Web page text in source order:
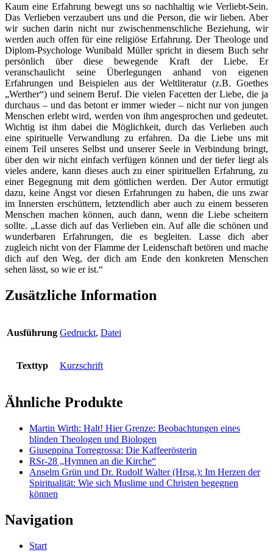
Kaum eine Erfahrung bewegt uns so nachhaltig wie Verliebt-Sein.
Das Verlieben verzaubert uns und die Person, die wir lieben. Aber
wir suchen darin nicht nur zwischenmenschliche Beziehung, wir
werden auch offen für eine religiöse Erfahrung. Der Theologe und
Diplom-Psychologe Wunibald Müller spricht in diesem Buch sehr
persönlich über diese bewegende Kraft der Liebe. Er
veranschaulicht seine Überlegungen anhand von eigenen
Erfahrungen und Beispielen aus der Weltliteratur (z.B. Goethes
„Werther“) und seinem Beruf. Die vielen Facetten der Liebe, die ja
durchaus – und das betont er immer wieder – nicht nur von jungen
Menschen erlebt wird, werden von ihm angesprochen und gedeutet.
Wichtig ist ihm dabei die Möglichkeit, durch das Verlieben auch
eine spirituelle Verwandlung zu erfahren. Da die Liebe uns mit
einem Teil unseres Selbst und unserer Seele in Verbindung bringt,
über den wir nicht einfach verfügen können und der tiefer liegt als
vieles andere, kann dieses auch zu einer spirituellen Erfahrung, zu
einer Begegnung mit dem göttlichen werden. Der Autor ermutigt
dazu, keine Angst vor diesen Erfahrungen zu haben, die uns zwar
im Innersten erschüttern, letztendlich aber auch zu einem besseren
Menschen machen können, auch dann, wenn die Liebe scheitern
sollte. „Lasse dich auf das Verlieben ein. Auf alle die schönen und
wunderbaren Erfahrungen, die es begleiten. Lasse dich aber
zugleich nicht von der Flamme der Leidenschaft betören und mache
dich auf den Weg, der dich am Ende den konkreten Menschen
sehen lässt, so wie er ist.“
Zusätzliche Information
Ausführung Gedruckt, Datei
Texttyp Kurzschrift
Ähnliche Produkte
Martin Wirth: Halt! Hier Grenze: Beobachtungen eines
blinden Theologen und Biologen
Giuseppina Torregrossa: Die Kaffeerösterin
RSr-28 „Hymnen an die Kirche“
Anselm Grün und Dr. Rudolf Walter (Hrsg.): Im Herzen der
Spiritualität: Wie sich Muslime und Christen begegnen
können
Navigation
Start